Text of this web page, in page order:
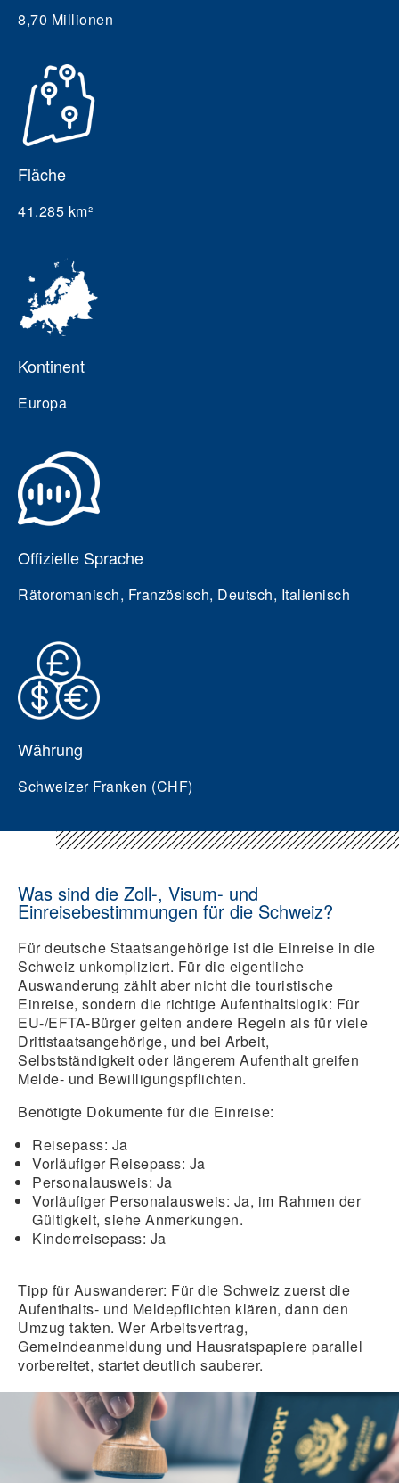
8,70 Millionen
Fläche
41.285 km²
Kontinent
Europa
Offizielle Sprache
Rätoromanisch, Französisch, Deutsch, Italienisch
Währung
Schweizer Franken (CHF)
Was sind die Zoll-, Visum- und
Einreisebestimmungen für die Schweiz?
Für deutsche Staatsangehörige ist die Einreise in die
Schweiz unkompliziert. Für die eigentliche
Auswanderung zählt aber nicht die touristische
Einreise, sondern die richtige Aufenthaltslogik: Für
EU-/EFTA-Bürger gelten andere Regeln als für viele
Drittstaatsangehörige, und bei Arbeit,
Selbstständigkeit oder längerem Aufenthalt greifen
Melde- und Bewilligungspflichten.
Benötigte Dokumente für die Einreise:
Reisepass: Ja
Vorläufiger Reisepass: Ja
Personalausweis: Ja
Vorläufiger Personalausweis: Ja, im Rahmen der
Gültigkeit, siehe Anmerkungen.
Kinderreisepass: Ja
Tipp für Auswanderer: Für die Schweiz zuerst die
Aufenthalts- und Meldepflichten klären, dann den
Umzug takten. Wer Arbeitsvertrag,
Gemeindeanmeldung und Hausratspapiere parallel
vorbereitet, startet deutlich sauberer.